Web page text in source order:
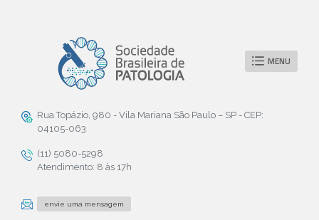
MENU
Rua Topázio, 980 - Vila Mariana São Paulo – SP - CEP:
04105-063
(11) 5080-5298
Atendimento: 8 às 17h
envie uma mensagem